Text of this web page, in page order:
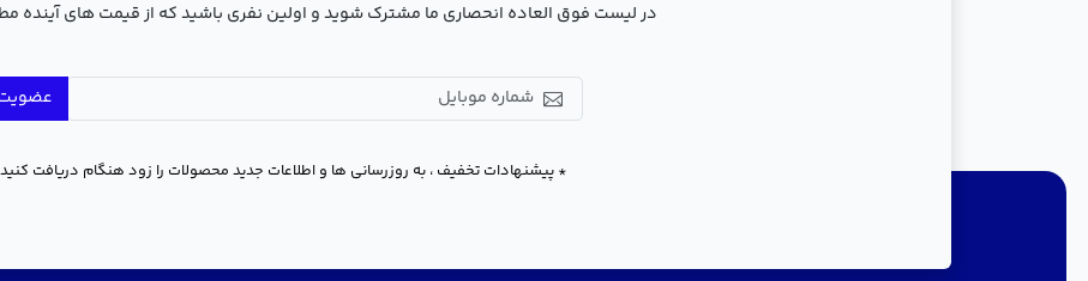
در لیست فوق العاده انحصاری ما مشترک شوید و اولین نفری باشید که از قیمت های آینده
* پیشنهادات تخفیف ، به روزرسانی ها و اطلاعات جدید محصولات را زود هنگام دریافت